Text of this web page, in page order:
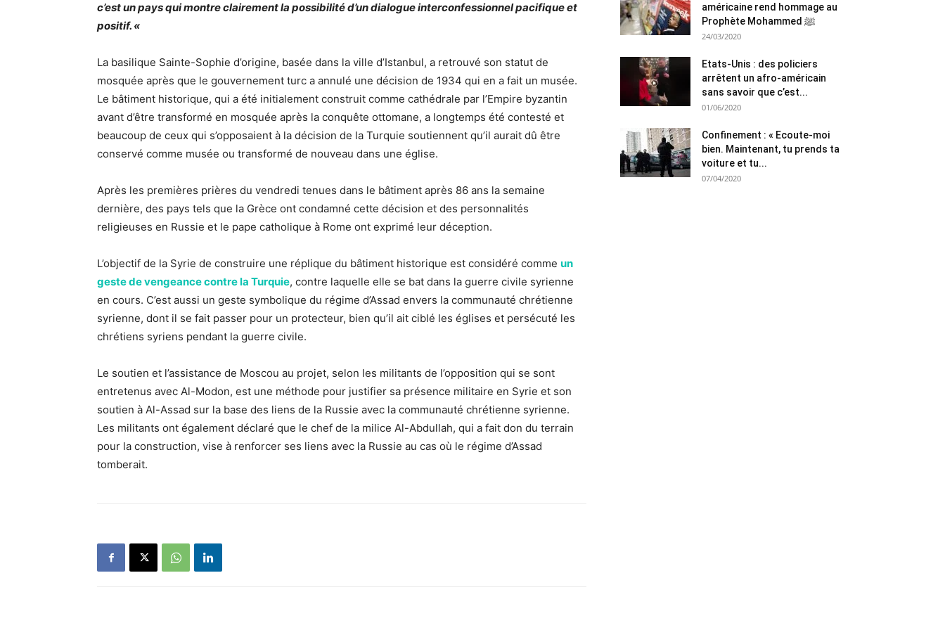
c’est un pays qui montre clairement la possibilité d’un dialogue interconfessionnel pacifique et
positif. «
La basilique Sainte-Sophie d’origine, basée dans la ville d’Istanbul, a retrouvé son statut de
mosquée après que le gouvernement turc a annulé une décision de 1934 qui en a fait un musée.
Le bâtiment historique, qui a été initialement construit comme cathédrale par l’Empire byzantin
avant d’être transformé en mosquée après la conquête ottomane, a longtemps été contesté et
beaucoup de ceux qui s’opposaient à la décision de la Turquie soutiennent qu’il aurait dû être
conservé comme musée ou transformé de nouveau dans une église.
Après les premières prières du vendredi tenues dans le bâtiment après 86 ans la semaine
dernière, des pays tels que la Grèce ont condamné cette décision et des personnalités
religieuses en Russie et le pape catholique à Rome ont exprimé leur déception.
L’objectif de la Syrie de construire une réplique du bâtiment historique est considéré comme un
geste de vengeance contre la Turquie, contre laquelle elle se bat dans la guerre civile syrienne
en cours. C’est aussi un geste symbolique du régime d’Assad envers la communauté chrétienne
syrienne, dont il se fait passer pour un protecteur, bien qu’il ait ciblé les églises et persécuté les
chrétiens syriens pendant la guerre civile.
Le soutien et l’assistance de Moscou au projet, selon les militants de l’opposition qui se sont
entretenus avec Al-Modon, est une méthode pour justifier sa présence militaire en Syrie et son
soutien à Al-Assad sur la base des liens de la Russie avec la communauté chrétienne syrienne.
Les militants ont également déclaré que le chef de la milice Al-Abdullah, qui a fait don du terrain
pour la construction, vise à renforcer ses liens avec la Russie au cas où le régime d’Assad
tomberait.
américaine rend hommage au
Prophète Mohammed ﷺ
24/03/2020
Etats-Unis : des policiers
arrêtent un afro-américain
sans savoir que c’est...
01/06/2020
Confinement : « Ecoute-moi
bien. Maintenant, tu prends ta
voiture et tu...
07/04/2020